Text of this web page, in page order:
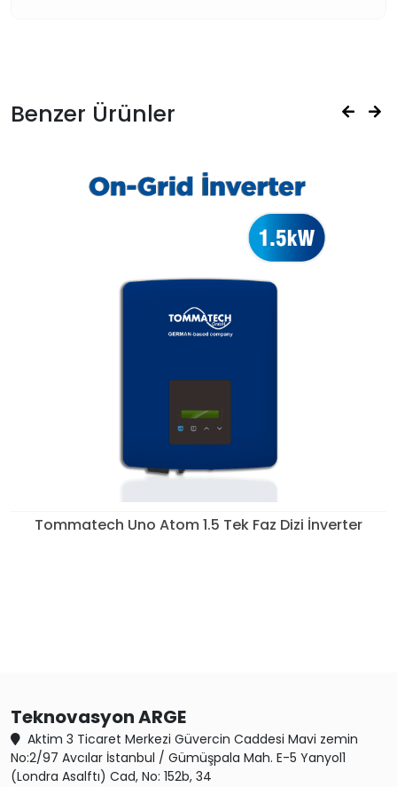
Benzer Ürünler
Tommatech Uno Atom 1.5 Tek Faz Dizi İnverter
Teknovasyon ARGE
Aktim 3 Ticaret Merkezi Güvercin Caddesi Mavi zemin
No:2/97 Avcılar İstanbul / Gümüşpala Mah. E-5 Yanyol1
(Londra Asalftı) Cad, No: 152b, 34